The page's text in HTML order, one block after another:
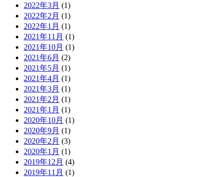
2022年3月 (1)
2022年2月 (1)
2022年1月 (1)
2021年11月 (1)
2021年10月 (1)
2021年6月 (2)
2021年5月 (1)
2021年4月 (1)
2021年3月 (1)
2021年2月 (1)
2021年1月 (1)
2020年10月 (1)
2020年9月 (1)
2020年2月 (3)
2020年1月 (1)
2019年12月 (4)
2019年11月 (1)